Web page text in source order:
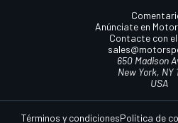
Anúnciate en
Contacte con
650 Madison
New York, NY
USA
Términos y condicionesPolítica de